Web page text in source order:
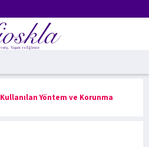
Yöntem ve Korunma